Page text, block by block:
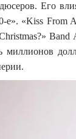
Его
е». «Kiss From
миллионов